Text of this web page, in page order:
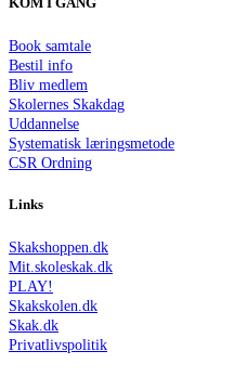
Book samtale
Bestil info
Bliv medlem
Skolernes Skakdag
Uddannelse
Systematisk læringsmetode
CSR Ordning
Links
Skakshoppen.dk
Mit.skoleskak.dk
PLAY!
Skakskolen.dk
Skak.dk
Privatlivspolitik